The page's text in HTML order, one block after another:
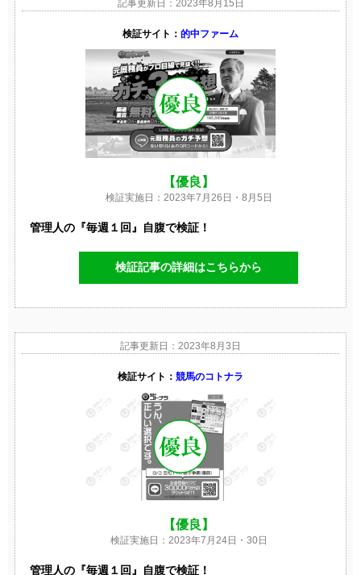
記事更新日：2023年8月15日
検証サイト： 的中ファーム
【優良】
検証実施日：2023年7月26日・8月5日
管理人の『毎週１回』自腹で検証！
検証記事の詳細はこちらから
記事更新日：2023年8月3日
検証サイト： 競馬のコトナラ
【優良】
検証実施日：2023年7月24日・30日
管理人の『毎週１回』自腹で検証！